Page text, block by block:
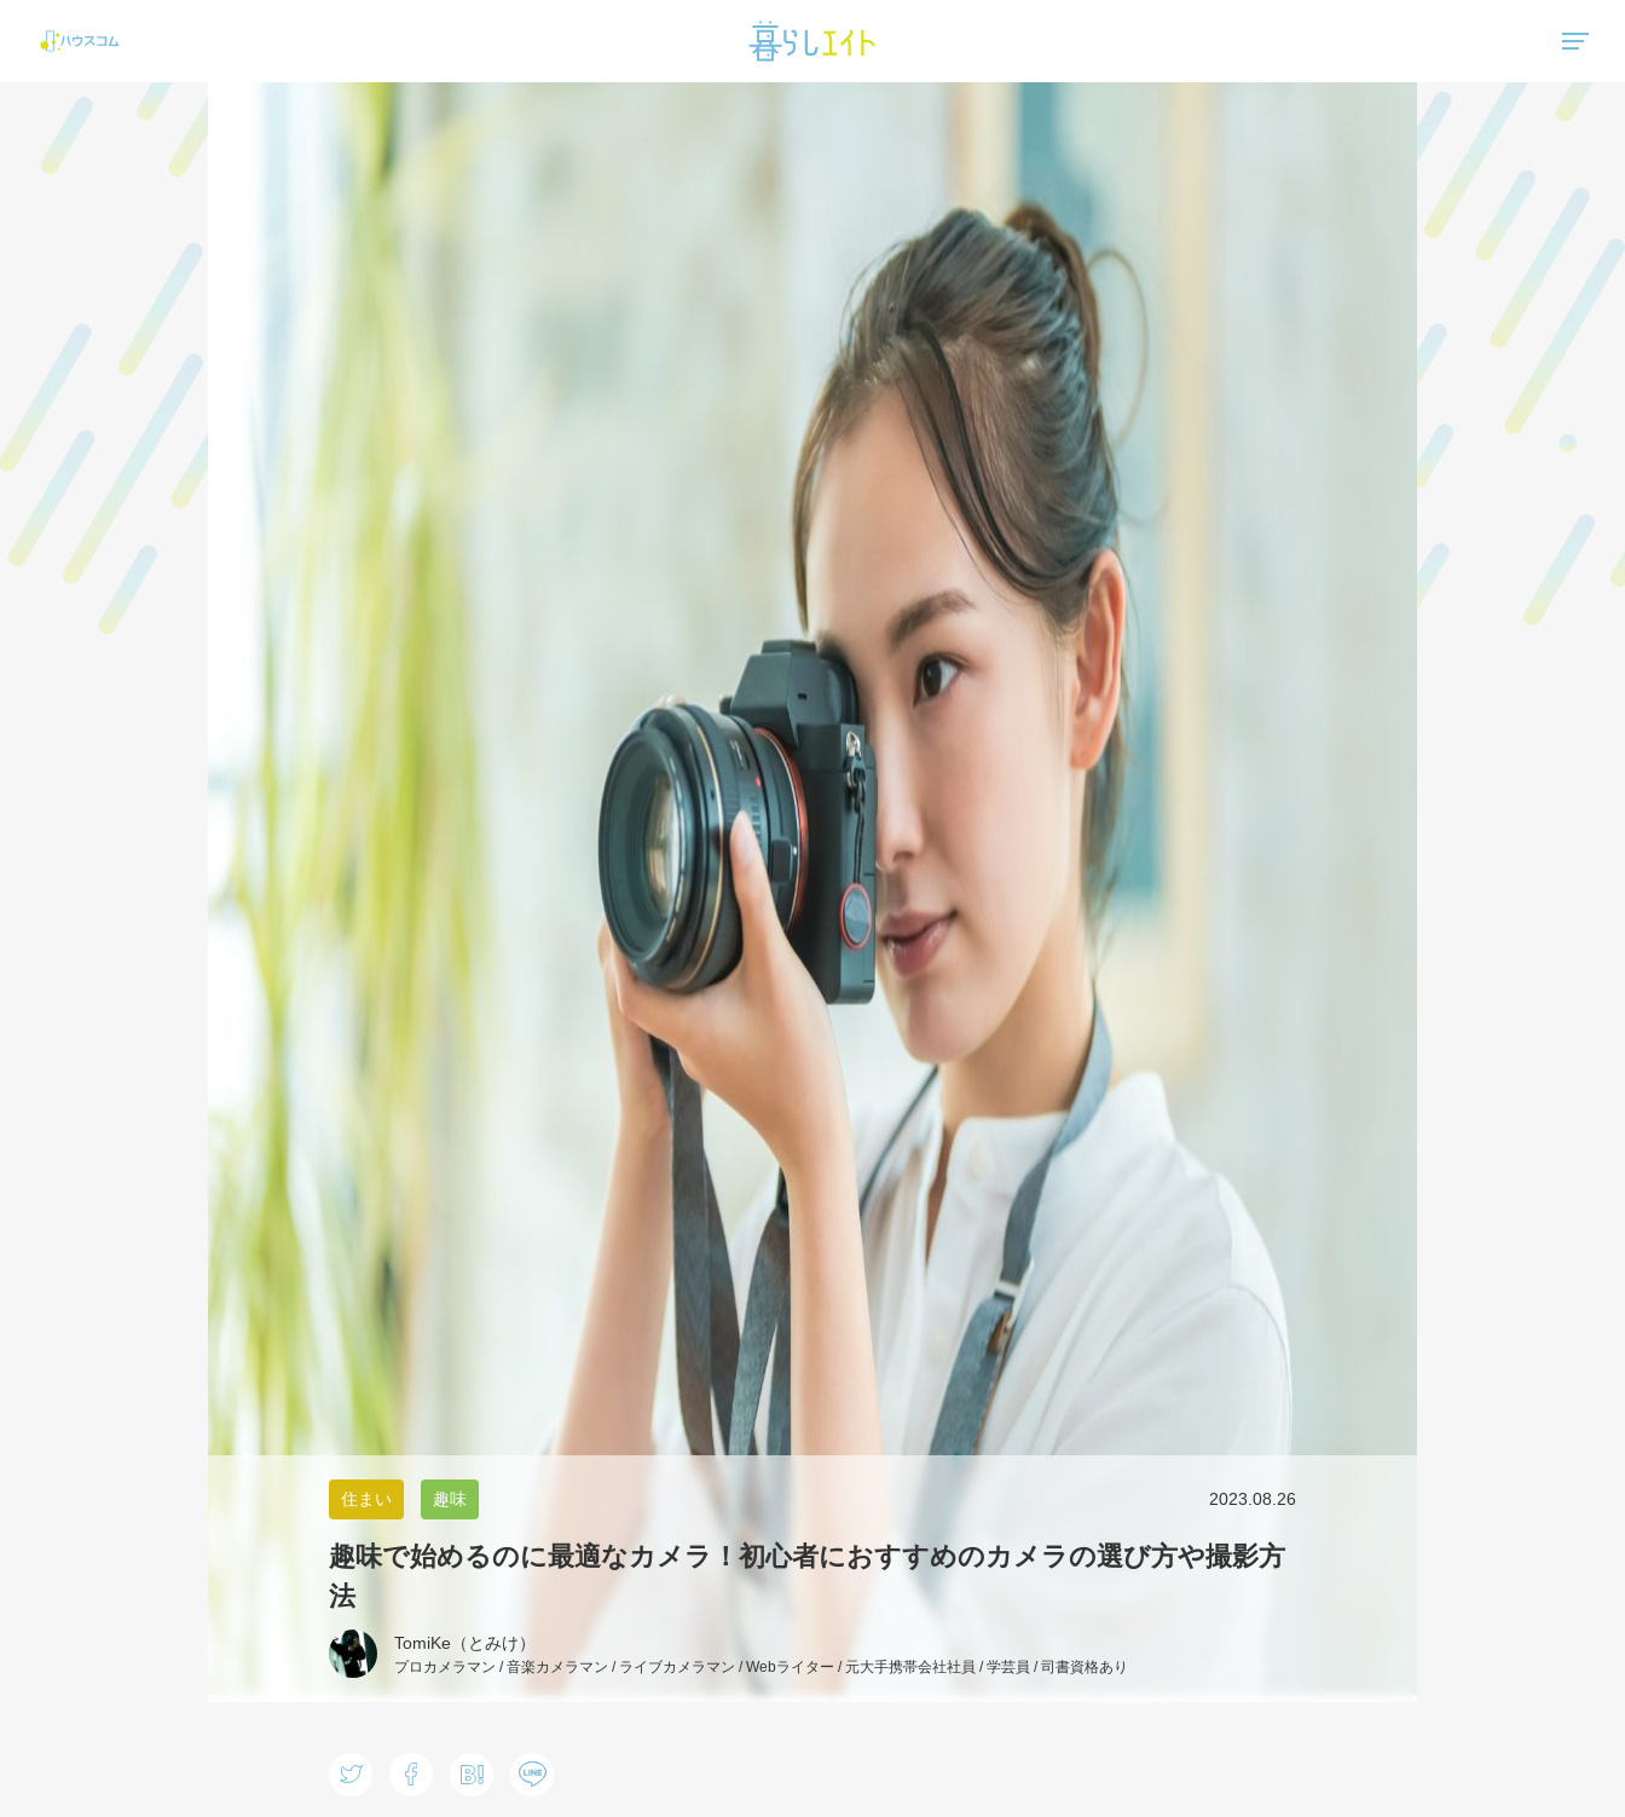
2023.08.26
住まい 趣味
趣味で始めるのに最適なカメラ！初心者におすすめのカメラの選び方や撮影方
法
TomiKe（とみけ）
プロカメラマン / 音楽カメラマン / ライブカメラマン / Webライター / 元大手携帯会社社員 / 学芸員 / 司書資格あり